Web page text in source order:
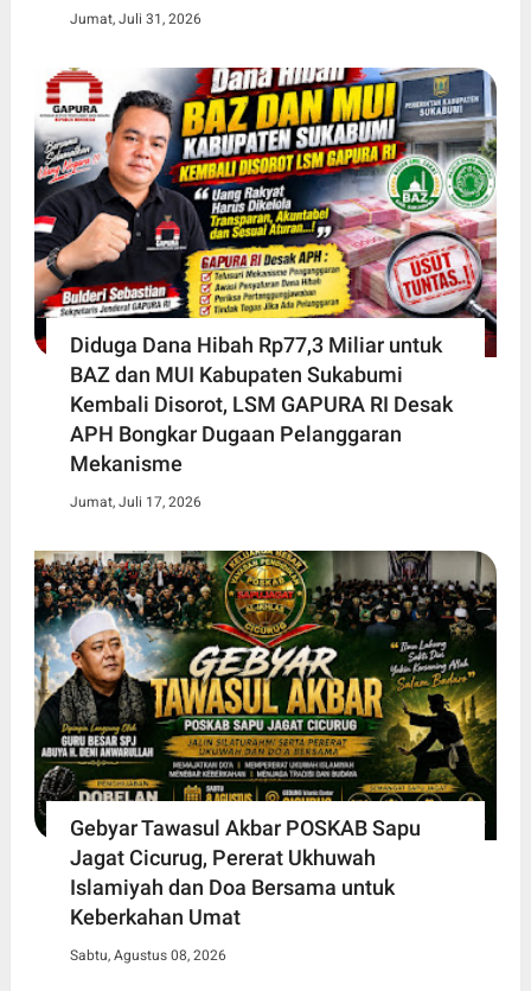
Jumat, Juli 31, 2026
Diduga Dana Hibah Rp77,3 Miliar untuk
BAZ dan MUI Kabupaten Sukabumi
Kembali Disorot, LSM GAPURA RI Desak
APH Bongkar Dugaan Pelanggaran
Mekanisme
Jumat, Juli 17, 2026
Gebyar Tawasul Akbar POSKAB Sapu
Jagat Cicurug, Pererat Ukhuwah
Islamiyah dan Doa Bersama untuk
Keberkahan Umat
Sabtu, Agustus 08, 2026